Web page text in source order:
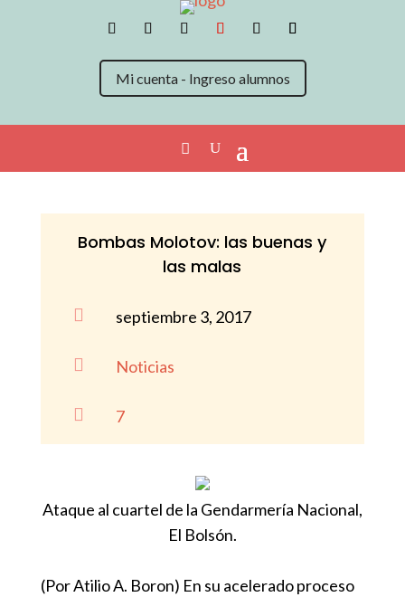
Mi cuenta - Ingreso alumnos
Bombas Molotov: las buenas y
las malas
 septiembre 3, 2017
 Noticias
 7
Ataque al cuartel de la Gendarmería Nacional,
El Bolsón.
(Por Atilio A. Boron) En su acelerado proceso